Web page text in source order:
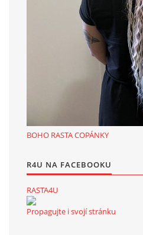
BOHO RASTA COPÁNKY
R4U NA FACEBOOKU
RASTA4U
Propagujte i svojí stránku